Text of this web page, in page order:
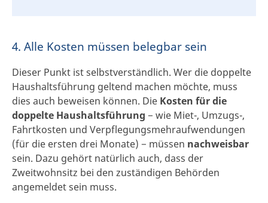
4. Alle Kosten müssen belegbar sein
Dieser Punkt ist selbstverständlich. Wer die doppelte
Haushaltsführung geltend machen möchte, muss
dies auch beweisen können. Die Kosten für die
doppelte Haushaltsführung − wie Miet-, Umzugs-,
Fahrtkosten und Verpflegungsmehraufwendungen
(für die ersten drei Monate) − müssen nachweisbar
sein. Dazu gehört natürlich auch, dass der
Zweitwohnsitz bei den zuständigen Behörden
angemeldet sein muss.